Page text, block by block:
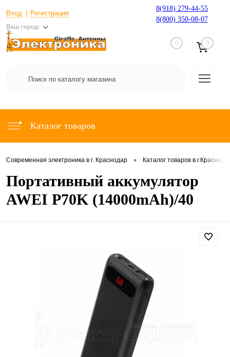
Вход Регистрация
Ваш город:
8(918) 279-44-55
8(800) 350-08-07
0 0
Каталог товаров
Современная электроника в г. Краснодар • Каталог товаров в
Портативный аккумулятор
AWEI P70K (14000mAh)/40